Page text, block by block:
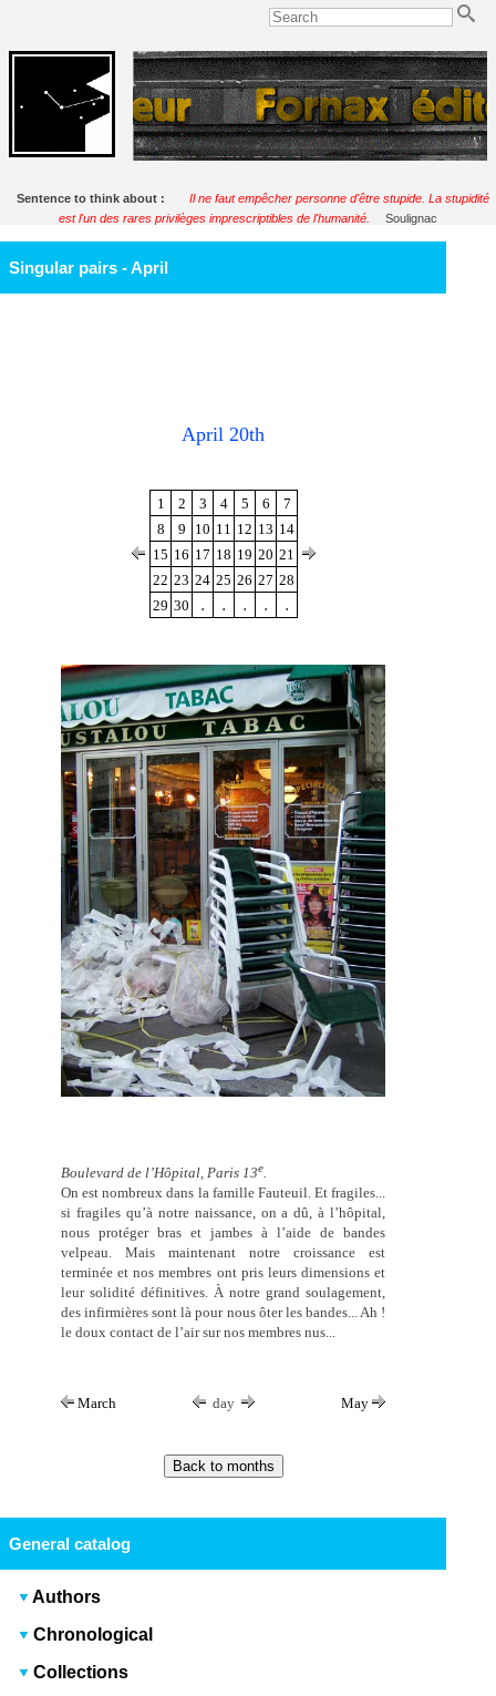
Sentence to think about :
Il ne faut empêcher personne d'être stupide. La stupidité
est l'un des rares privilèges imprescriptibles de l'humanité.
Soulignac
Singular pairs - April
April 20th
1 2 3 4 5 6
7
8
9 10 11 12 13 14
15 16 17 18 19 20 21
22 23 24 25 26 27 28
29 30 . . . . .
Boulevard de l’Hôpital, Paris 13e.
On est nombreux dans la famille Fauteuil. Et fragiles...
si fragiles qu’à notre naissance, on a dû, à l’hôpital,
nous protéger bras et jambes à l’aide de bandes
velpeau. Mais maintenant notre croissance est
terminée et nos membres ont pris leurs dimensions et
leur solidité définitives. À notre grand soulagement,
des infirmières sont là pour nous ôter les bandes... Ah !
le doux contact de l’air sur nos membres nus...
March day May
General catalog
Authors
Chronological
Collections